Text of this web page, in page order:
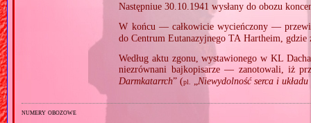
Następniue 30.10.1941 wysłany do obozu
W końcu — całkowicie wycieńczony —
do Centrum Eutanazyjnego TA Hartheim, gdzie
Według aktu zgonu, wystawionego w KL
niezrównani bajkopisarze — zanotowali, iż
Darmkatarrch” (pl. Niewydolność serca i
numery obozowe